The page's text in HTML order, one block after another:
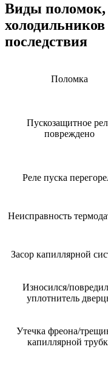
Виды поломок,
последствия
Поломка
Пускозащитное
повреждено
Реле пуска
Неисправность
Засор капиллярной
Износился/
уплотнитель
Утечка фреона/
капиллярной